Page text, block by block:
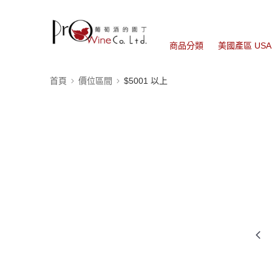
商品分類 美國產區 USA
首頁 價位區間 $5001 以上